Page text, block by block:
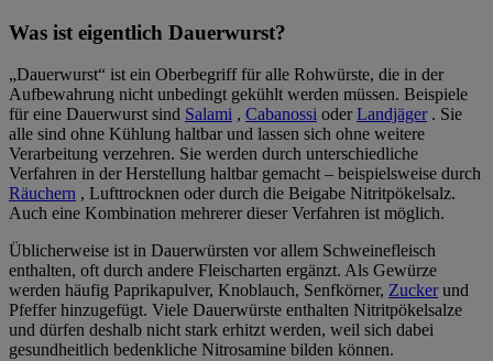
Was ist eigentlich Dauerwurst?
„Dauerwurst“ ist ein Oberbegriff für alle Rohwürste, die in der
Aufbewahrung nicht unbedingt gekühlt werden müssen. Beispiele
für eine Dauerwurst sind Salami , Cabanossi oder Landjäger . Sie
alle sind ohne Kühlung haltbar und lassen sich ohne weitere
Verarbeitung verzehren. Sie werden durch unterschiedliche
Verfahren in der Herstellung haltbar gemacht – beispielsweise durch
Räuchern , Lufttrocknen oder durch die Beigabe Nitritpökelsalz.
Auch eine Kombination mehrerer dieser Verfahren ist möglich.
Üblicherweise ist in Dauerwürsten vor allem Schweinefleisch
enthalten, oft durch andere Fleischarten ergänzt. Als Gewürze
werden häufig Paprikapulver, Knoblauch, Senfkörner, Zucker und
Pfeffer hinzugefügt. Viele Dauerwürste enthalten Nitritpökelsalze
und dürfen deshalb nicht stark erhitzt werden, weil sich dabei
gesundheitlich bedenkliche Nitrosamine bilden können.